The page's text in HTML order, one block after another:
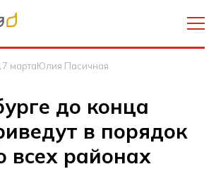
мартаЮлия Пасичная
до конца
в порядок
всех районах